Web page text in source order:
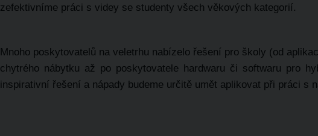
zefektivníme práci s videy se studenty všech věkových kategorií.
Mnoho poskytovatelů na veletrhu nabízelo řešení pro školy (od
chytrého nábytku až po poskytovatele hardwaru či softwaru pro
inspirativní řešení a nápady budeme určitě umět aplikovat při práci s